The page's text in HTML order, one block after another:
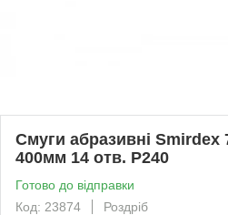
Смуги абразивні Smirdex
400мм 14 отв. P240
Готово до відправки
Код: 23874
Роздріб